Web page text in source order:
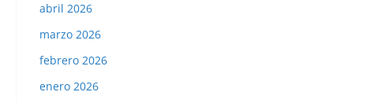
abril 2026
marzo 2026
febrero 2026
enero 2026